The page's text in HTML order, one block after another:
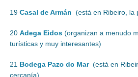
19 Casal de Armán (está en Ribeiro, la
20 Adega Eidos (organizan a menudo
turísticas y muy interesantes)
21 Bodega Pazo do Mar(está en
cercanía)